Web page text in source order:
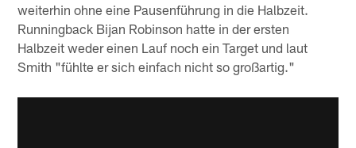
weiterhin ohne eine Pausenführung in die Halbzeit.
Runningback Bijan Robinson hatte in der ersten
Halbzeit weder einen Lauf noch ein Target und laut
Smith "fühlte er sich einfach nicht so großartig."